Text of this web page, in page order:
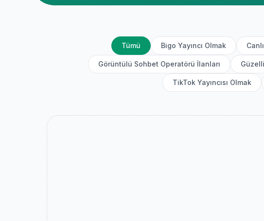
Tümü Bigo Yayıncı Olmak
Görüntülü Sohbet Operatörü İlanları
TikTok Yayıncısı Olmak